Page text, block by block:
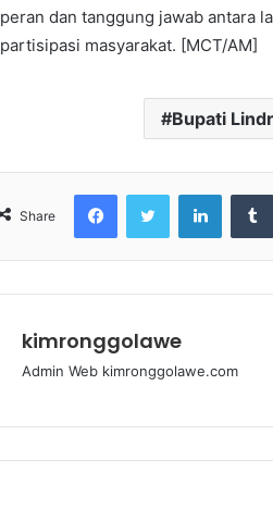
peran dan tanggung jawab antara
partisipasi masyarakat. [MCT/AM]
Bupati
Share
kimronggolawe
Admin Web kimronggolawe.com